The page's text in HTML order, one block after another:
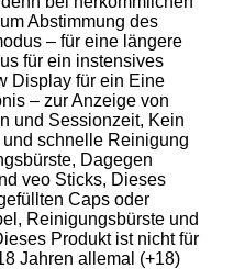
Abstimmung des
– für eine längere
für ein instensives
Display für ein Eine
– zur Anzeige von
und Sessionzeit, Kein
schnelle Reinigung
Dagegen
veo Sticks, Dieses
Caps oder
Reinigungsbürste und
Produkt ist nicht für
Jahren allemal (+18)